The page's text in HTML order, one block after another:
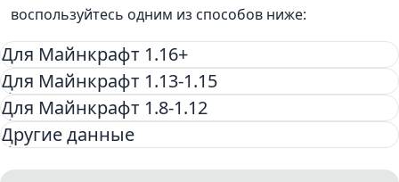
воспользуйтесь одним из способов ниже:
Для Майнкрафт 1.16+
Для Майнкрафт 1.13-1.15
Для Майнкрафт 1.8-1.12
Другие данные